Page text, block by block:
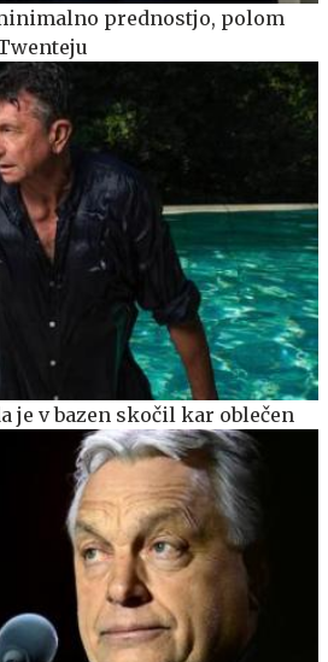
prednostjo, polom
je v bazen skočil kar oblečen